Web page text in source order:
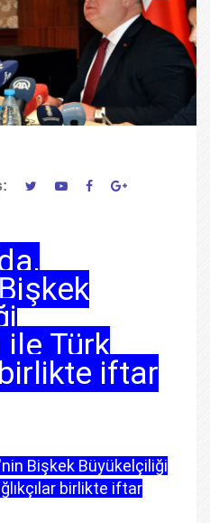
ile Türk
iftar
Bişkek Büyükelçiliği
birlikte iftar